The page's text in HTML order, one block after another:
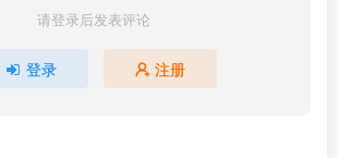
请登录后发表评论
登录 注册